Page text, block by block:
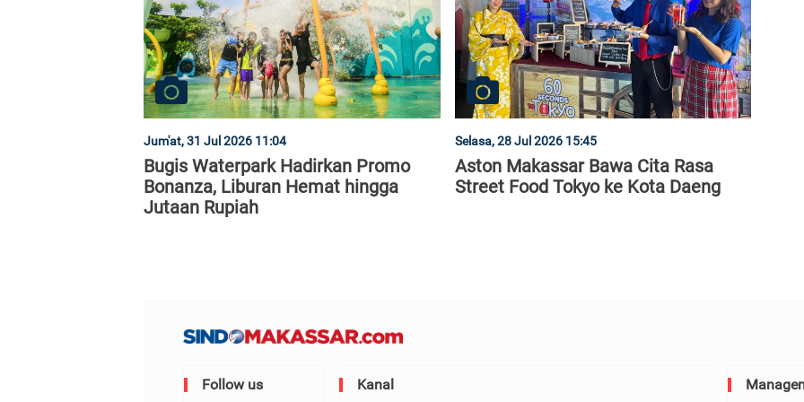
Jum'at, 31 Jul 2026 11:04
Bugis Waterpark Hadirkan Promo
Bonanza, Liburan Hemat hingga
Jutaan Rupiah
Selasa, 28 Jul 2026 15:45
Aston Makassar Bawa Cita Rasa
Street Food Tokyo ke Kota Daeng
Follow us Kanal